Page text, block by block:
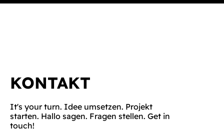
KONTAKT
It's your turn. Idee umsetzen. Projekt
starten. Hallo sagen. Fragen stellen. Get in
touch!